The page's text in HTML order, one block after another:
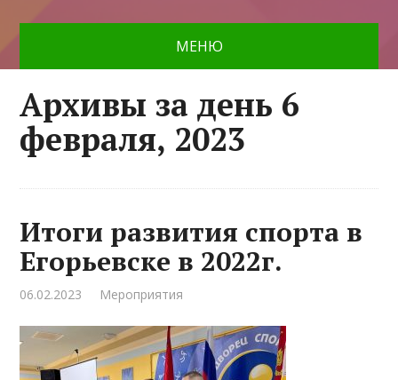
МЕНЮ
Архивы за день 6
февраля, 2023
Итоги развития спорта в
Егорьевске в 2022г.
06.02.2023 Мероприятия